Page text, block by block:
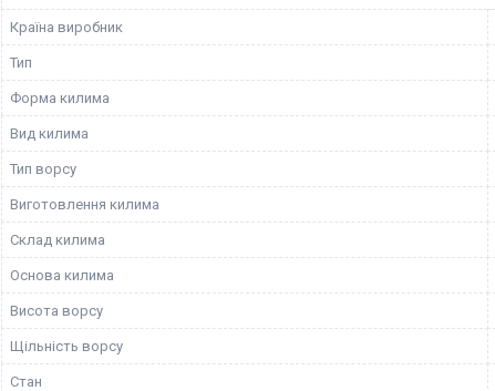
Країна виробник
Тип
Форма килима
Вид килима
Тип ворсу
Виготовлення килима
Склад килима
Основа килима
Висота ворсу
Щільність ворсу
Стан